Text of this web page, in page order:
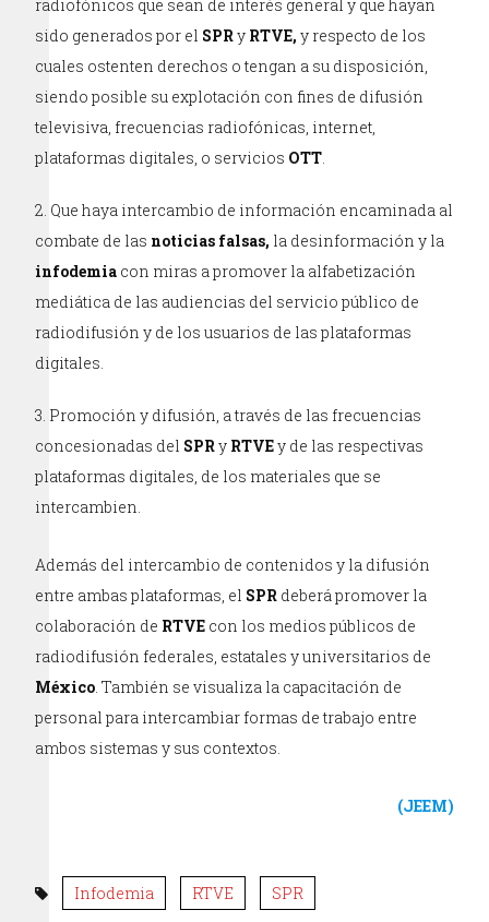
radiofónicos que sean de interés general y que hayan
sido generados por el SPRy RTVE,y respecto de los
cuales ostenten derechos o tengan a su disposición,
siendo posible su explotación con fines de difusión
televisiva, frecuencias radiofónicas, internet,
plataformas digitales, o servicios OTT.
Que haya intercambio de información encaminada al
combate de las noticias falsas, la desinformación y la
infodemia con miras a promover la alfabetización
mediática de las audiencias del servicio público de
radiodifusión y de los usuarios de las plataformas
digitales.
Promoción y difusión, a través de las frecuencias
concesionadas del SPRy RTVEy de las respectivas
plataformas digitales, de los materiales que se
intercambien.
Además del intercambio de contenidos y la difusión
entre ambas plataformas, el SPR deberá promover la
colaboración de RTVE con los medios públicos de
radiodifusión federales, estatales y universitarios de
México. También se visualiza la capacitación de
personal para intercambiar formas de trabajo entre
ambos sistemas y sus contextos.
(JEEM)
Infodemia RTVE SPR